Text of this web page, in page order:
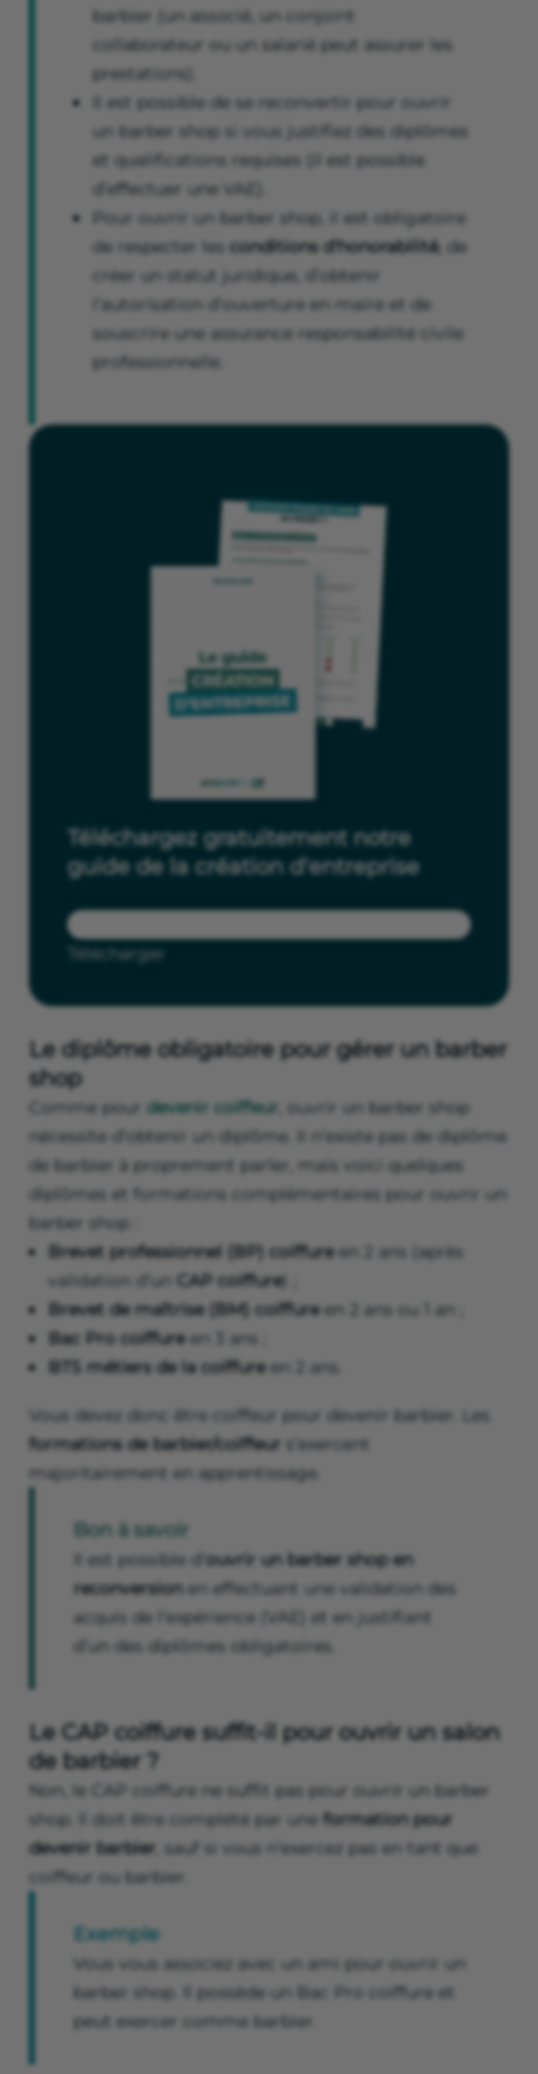
barbier (un associé, un conjoint
collaborateur ou un salarié peut assurer les
prestations).
Il est possible de se reconvertir pour ouvrir
un barber shop si vous justifiez des diplômes
et qualifications requises (il est possible
d’effectuer une VAE).
Pour ouvrir un barber shop, il est obligatoire
de respecter les conditions d'honorabilité, de
créer un statut juridique, d’obtenir
l’autorisation d’ouverture en maire et de
souscrire une assurance responsabilité civile
professionnelle.
Téléchargez gratuitement notre
guide de la création d'entreprise
Télécharger
Le diplôme obligatoire pour gérer un barber
shop
Comme pour devenir coiffeur , ouvrir un barber shop
nécessite d’obtenir un diplôme. Il n’existe pas de diplôme
de barbier à proprement parler, mais voici quelques
diplômes et formations complémentaires pour ouvrir un
barber shop :
Brevet professionnel (BP) coiffureen 2 ans (après
validation d’un
CAP coiffure) ;
Brevet de maîtrise (BM) coiffureen 2 ans ou 1 an ;
Bac Pro coiffureen 3 ans ;
BTS métiers de la coiffureen 2 ans.
Vous devez donc être coiffeur pour devenir barbier. Les
formations de barbier/coiffeur s’exercent
majoritairement en apprentissage.
Bon à savoir
Il est possible d’ ouvrir un barber shop en
reconversionen effectuant une validation des
acquis de l’expérience (VAE) et en justifiant
d’un des diplômes obligatoires.
Le CAP coiffure suffit-il pour ouvrir un salon
de barbier ?
Non, le CAP coiffure ne suffit pas pour ouvrir un barber
shop. Il doit être complété par une formation pour
devenir barbier , sauf si vous n’exercez pas en tant que
coiffeur ou barbier.
Exemple
Vous vous associez avec un ami pour ouvrir un
barber shop. Il possède un Bac Pro coiffure et
peut exercer comme barbier.